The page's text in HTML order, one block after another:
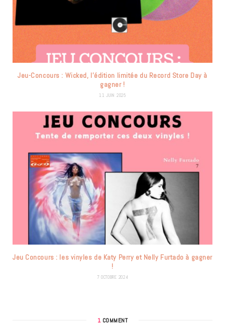
Jeu-Concours : Wicked, l’édition limitée du Record Store Day à
gagner !
11 JUIN 2025
Jeu Concours : les vinyles de Katy Perry et Nelly Furtado à gagner
!
7 OCTOBRE 2024
1COMMENT